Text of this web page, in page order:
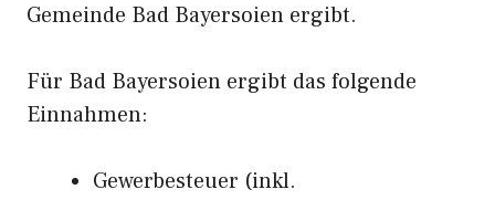
Gemeinde Bad Bayersoien ergibt.
Für Bad Bayersoien ergibt das folgende
Einnahmen:
Gewerbesteuer (inkl.